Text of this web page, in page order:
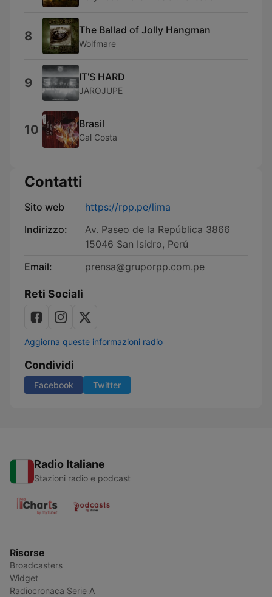
8 The Ballad of Jolly Hangman
Wolfmare
9 IT'S HARD
JAROJUPE
10 Brasil
Gal Costa
Contatti
Sito web
https://rpp.pe/lima
Indirizzo:
Av. Paseo de la República 3866
15046 San Isidro, Perú
Email:
prensa@gruporpp.com.pe
Reti Sociali
Aggiorna queste informazioni radio
Condividi
Facebook Twitter
Radio Italiane
Stazioni radio e podcast
Risorse
Broadcasters
Widget
Radiocronaca Serie A